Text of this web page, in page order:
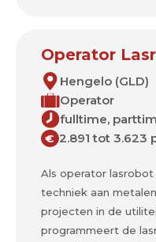
Operator
Hengelo (GLD)
Operator
fulltime,
€ 2.891 tot 3.623
Als operator
techniek aan
projecten in de
programmeert de